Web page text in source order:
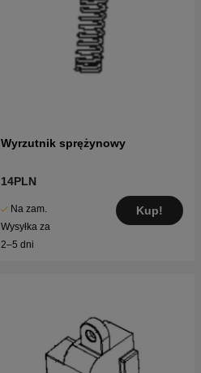
Wyrzutnik sprężynowy
14PLN
Na zam.
Wysyłka za
2–5 dni
Kup!